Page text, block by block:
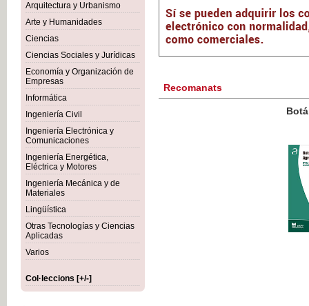
Arquitectura y Urbanismo
Arte y Humanidades
Ciencias
Ciencias Sociales y Jurídicas
Economía y Organización de
Empresas
Informática
Ingeniería Civil
Ingeniería Electrónica y
Comunicaciones
Ingeniería Energética,
Eléctrica y Motores
Ingeniería Mecánica y de
Materiales
Lingüística
Otras Tecnologías y Ciencias
Aplicadas
Varios
Col·leccions [+/-]
Recomanats
IVA